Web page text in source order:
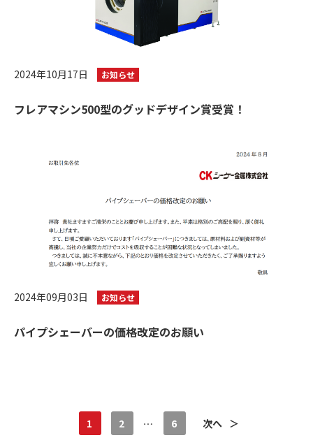
2024年10月17日 お知らせ
フレアマシン500型のグッドデザイン賞受賞！
2024年09月03日 お知らせ
パイプシェーバーの価格改定のお願い
1 2 … 6 次へ ＞